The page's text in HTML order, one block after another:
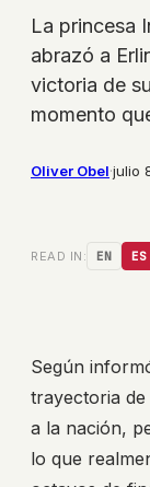
La princesa
abrazó a
victoria de
momento
Oliver Obel·julio
READ IN: EN ES
Según
trayectoria
a la nación,
lo que